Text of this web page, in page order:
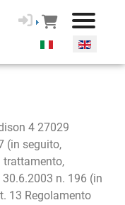
Select your
4 27029
(in seguito,
trattamento,
n. 196 (in
13 Regolamento